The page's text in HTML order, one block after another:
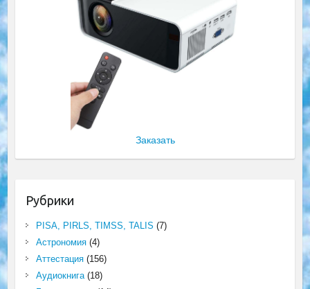
Заказать
Рубрики
PISA, PIRLS, TIMSS, TALIS (7)
Астрономия(4)
Аттестация(156)
Аудиокнига(18)